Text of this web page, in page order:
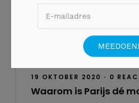
19 OKTOBER 2020 • 0
Waarom is Parijs dé